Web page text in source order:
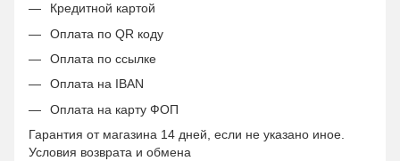
Кредитной картой
Оплата по QR коду
Оплата по ссылке
Оплата на IBAN
Оплата на карту ФОП
Гарантия от магазина 14 дней, если не указано иное.
Условия возврата и обмена